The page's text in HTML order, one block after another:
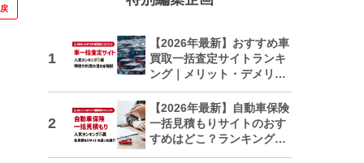
【2026年最新】おすすめ車
買取一括査定サイトランキ
ング｜メリット・デメリッ
トも解説
【2026年最新】自動車保険
一括見積もりサイトのおす
すめはどこ？ランキングで